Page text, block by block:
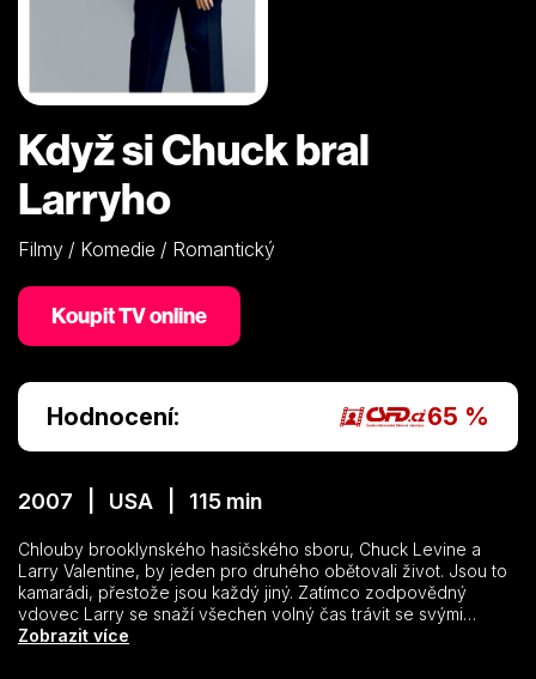
Když si Chuck bral
Larryho
Filmy / Komedie / Romantický
Koupit TV online
Hodnocení: 65 %
2007 | USA | 115 min
Chlouby brooklynského hasičského sboru, Chuck Levine a
Larry Valentine, by jeden pro druhého obětovali život. Jsou to
kamarádi, přestože jsou každý jiný. Zatímco zodpovědný
vdovec Larry se snaží všechen volný čas trávit se svými
potomky, pohodář Chuck se častým střídáním partnerek
Zobrazit více